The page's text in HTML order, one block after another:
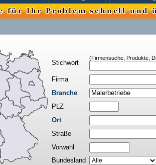
Stichwort
(Firmensuche, Produkte,
Firma
Branche
PLZ
Ort
Straße
Vorwahl
Bundesland